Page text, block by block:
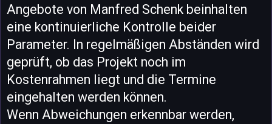
Angebote von Manfred Schenk beinhalten
eine kontinuierliche Kontrolle beider
Parameter. In regelmäßigen Abständen wird
geprüft, ob das Projekt noch im
Kostenrahmen liegt und die Termine
eingehalten werden können.
Wenn Abweichungen erkennbar werden,